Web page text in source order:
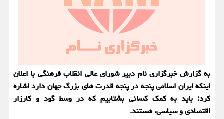
به گزارش خبرگزاری نام دبیر شورای عالی انقلاب فرهنگی با اعلان
اینكه ایران اسلامی پنجه در پنجه قدرت های بزرگ جهان دارد اشاره
كرد: باید به كمك كسانی بشتابیم كه در وسط گود و كارزار
اقتصادی و سیاسی، هستند.